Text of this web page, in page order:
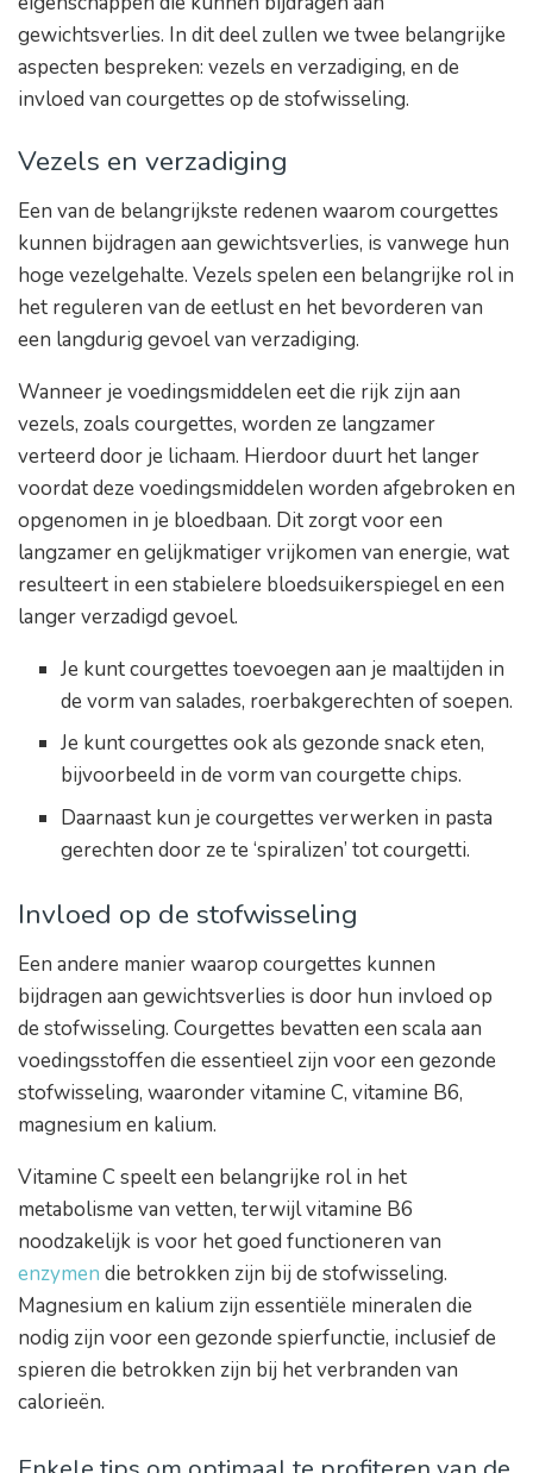
gewichtsverlies. In dit deel zullen we twee belangrijke
aspecten bespreken: vezels en verzadiging, en de
invloed van courgettes op de stofwisseling.
Vezels en verzadiging
Een van de belangrijkste redenen waarom courgettes
kunnen bijdragen aan gewichtsverlies, is vanwege hun
hoge vezelgehalte. Vezels spelen een belangrijke rol in
het reguleren van de eetlust en het bevorderen van
een langdurig gevoel van verzadiging.
Wanneer je voedingsmiddelen eet die rijk zijn aan
vezels, zoals courgettes, worden ze langzamer
verteerd door je lichaam. Hierdoor duurt het langer
voordat deze voedingsmiddelen worden afgebroken en
opgenomen in je bloedbaan. Dit zorgt voor een
langzamer en gelijkmatiger vrijkomen van energie, wat
resulteert in een stabielere bloedsuikerspiegel en een
langer verzadigd gevoel.
Je kunt courgettes toevoegen aan je maaltijden in
de vorm van salades, roerbakgerechten of soepen.
Je kunt courgettes ook als gezonde snack eten,
bijvoorbeeld in de vorm van courgette chips.
Daarnaast kun je courgettes verwerken in pasta
gerechten door ze te ‘spiralizen’ tot courgetti.
Invloed op de stofwisseling
Een andere manier waarop courgettes kunnen
bijdragen aan gewichtsverlies is door hun invloed op
de stofwisseling. Courgettes bevatten een scala aan
voedingsstoffen die essentieel zijn voor een gezonde
stofwisseling, waaronder vitamine C, vitamine B6,
magnesium en kalium.
Vitamine C speelt een belangrijke rol in het
metabolisme van vetten, terwijl vitamine B6
noodzakelijk is voor het goed functioneren van
enzymen die betrokken zijn bij de stofwisseling.
Magnesium en kalium zijn essentiële mineralen die
nodig zijn voor een gezonde spierfunctie, inclusief de
spieren die betrokken zijn bij het verbranden van
calorieën.